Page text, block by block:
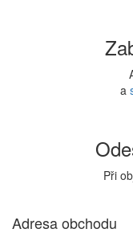
a
Při
Adresa obchodu